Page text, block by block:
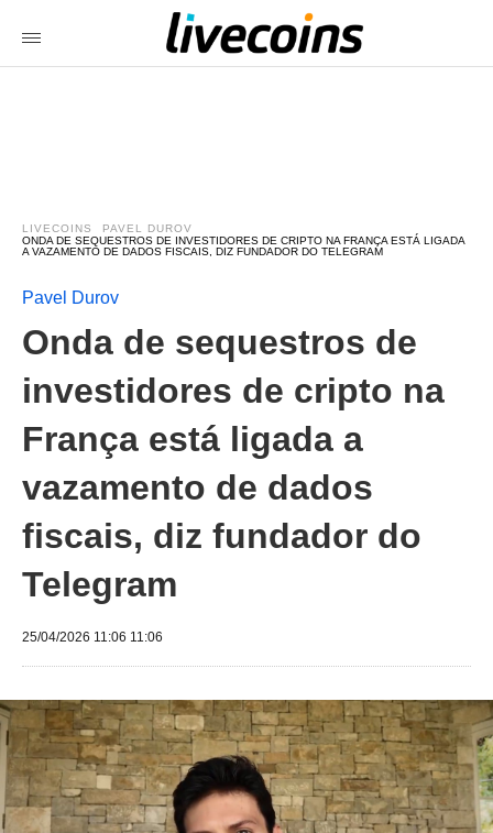
LIVECOINS
PAVEL DUROV
ONDA DE SEQUESTROS DE INVESTIDORES DE CRIPTO NA FRANÇA ESTÁ LIGADA
A VAZAMENTO DE DADOS FISCAIS, DIZ FUNDADOR DO TELEGRAM
Pavel Durov
Onda de sequestros de
investidores de cripto na
França está ligada a
vazamento de dados
fiscais, diz fundador do
Telegram
25/04/2026 11:06 11:06